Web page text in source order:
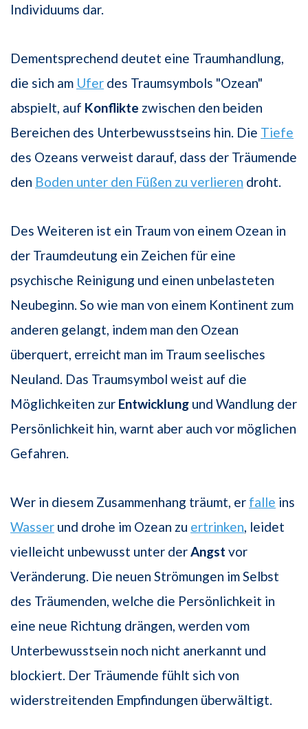
Individuums dar.
Dementsprechend deutet eine Traumhandlung,
die sich am Ufer des Traumsymbols "Ozean"
abspielt, auf Konflikte zwischen den beiden
Bereichen des Unterbewusstseins hin. Die Tiefe
des Ozeans verweist darauf, dass der Träumende
den Boden unter den Füßen zu verlieren droht.
Des Weiteren ist ein Traum von einem Ozean in
der Traumdeutung ein Zeichen für eine
psychische Reinigung und einen unbelasteten
Neubeginn. So wie man von einem Kontinent zum
anderen gelangt, indem man den Ozean
überquert, erreicht man im Traum seelisches
Neuland. Das Traumsymbol weist auf die
Möglichkeiten zur Entwicklung und Wandlung der
Persönlichkeit hin, warnt aber auch vor möglichen
Gefahren.
Wer in diesem Zusammenhang träumt, er falle ins
Wasser und drohe im Ozean zu ertrinken , leidet
vielleicht unbewusst unter der Angst vor
Veränderung. Die neuen Strömungen im Selbst
des Träumenden, welche die Persönlichkeit in
eine neue Richtung drängen, werden vom
Unterbewusstsein noch nicht anerkannt und
blockiert. Der Träumende fühlt sich von
widerstreitenden Empfindungen überwältigt.